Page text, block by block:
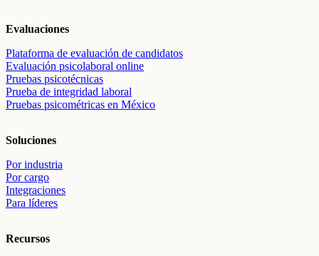
Evaluaciones
Plataforma de evaluación de candidatos
Evaluación psicolaboral online
Pruebas psicotécnicas
Prueba de integridad laboral
Pruebas psicométricas en México
Soluciones
Por industria
Por cargo
Integraciones
Para líderes
Recursos